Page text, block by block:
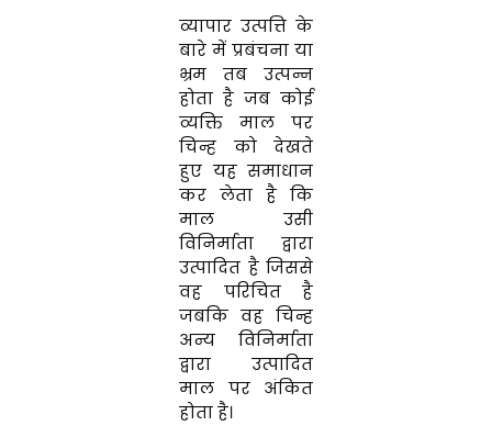
व्यापार उत्पत्ति के
बारे में प्रबंचना या
भ्रम तब उत्पन्न
होता है जब कोई
व्यक्ति माल पर
चिन्ह को देखते
हुए यह समाधान
कर लेता है कि
माल उसी
विनिर्माता द्वारा
उत्पादित है जिससे
वह परिचित है
जबकि वह चिन्ह
अन्य विनिर्माता
द्वारा उत्पादित
माल पर अंकित
होता है।